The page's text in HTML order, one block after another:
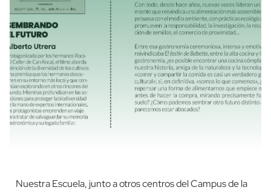
Nuestra Escuela, junto a otros centros del Campus de la